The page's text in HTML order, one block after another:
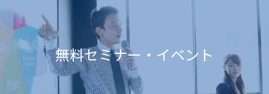
無料セミナー・イベント